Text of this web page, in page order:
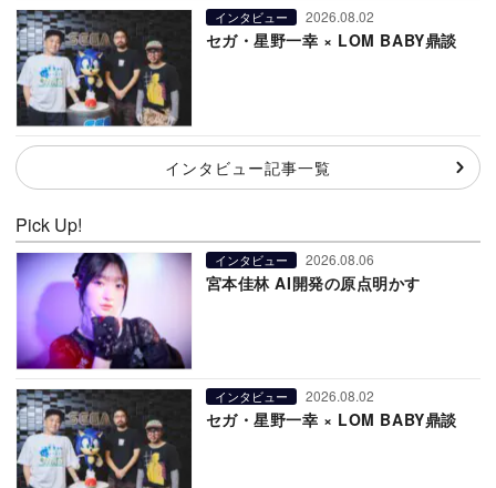
インタビュー 2026.08.02
セガ・星野一幸 × LOM BABY鼎談
インタビュー記事一覧
Pick Up!
インタビュー 2026.08.06
宮本佳林 AI開発の原点明かす
インタビュー 2026.08.02
セガ・星野一幸 × LOM BABY鼎談